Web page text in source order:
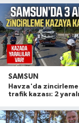
SAMSUN
Havza'da zincirleme
trafik kazası: 2 yaralı